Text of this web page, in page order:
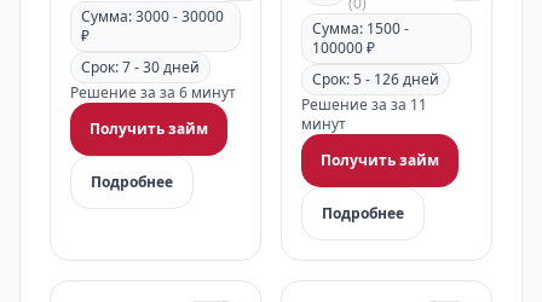
Сумма: 3000 - 30000
₽
Срок: 7 - 30 дней
Решение за за 6 минут
Получить займ
Подробнее
Сумма: 1500 -
100000 ₽
Срок: 5 - 126 дней
Решение за за 11
минут
Получить займ
Подробнее